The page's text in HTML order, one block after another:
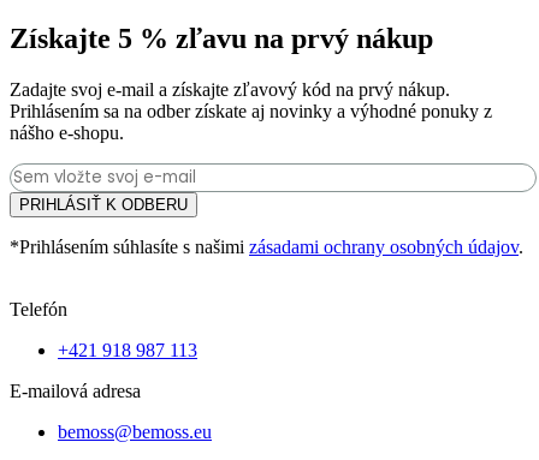
Získajte 5 % zľavu na prvý nákup
Zadajte svoj e-mail a získajte zľavový kód na prvý nákup.
Prihlásením sa na odber získate aj novinky a výhodné ponuky z
nášho e-shopu.
PRIHLÁSIŤ K ODBERU
*Prihlásením súhlasíte s našimi zásadami ochrany osobných údajov.
Telefón
+421 918 987 113
E-mailová adresa
bemoss@bemoss.eu